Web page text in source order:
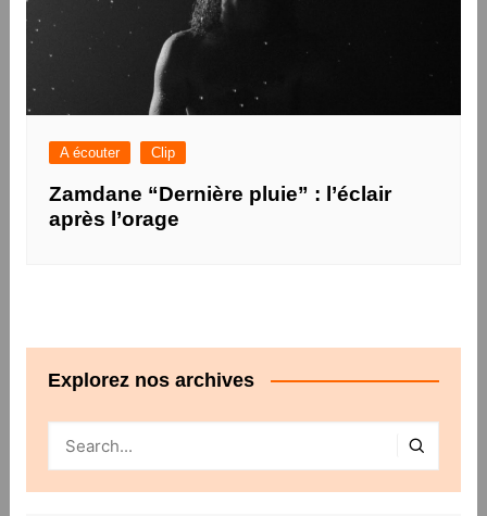
A écouter Clip
Zamdane “Dernière pluie” : l’éclair
après l’orage
Explorez nos archives